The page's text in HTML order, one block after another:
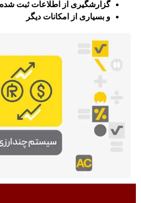
گزارشگیری از اطلاعات ثبت شده
و بسیاری از امکانات دیگر